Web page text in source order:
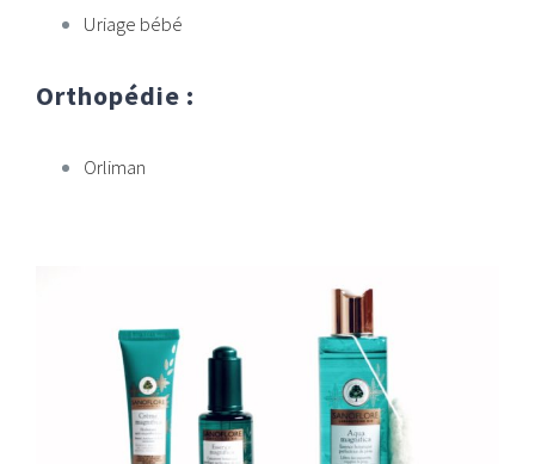
Uriage bébé
Orthopédie :
Orliman